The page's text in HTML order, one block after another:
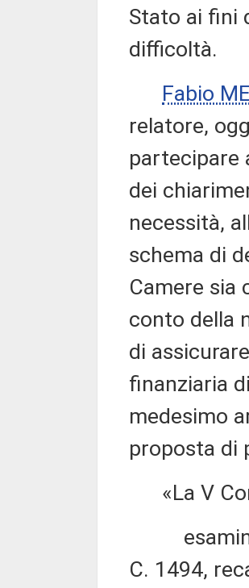
Stato ai fini
difficoltà.
Fabio
relatore,
partecipare
dei
necessità,
schema di
Camere sia
conto della
di
finanziaria
medesimo
proposta di
«La V
C. 1494,